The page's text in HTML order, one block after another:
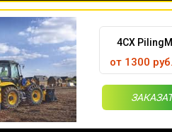
4CX
от 1300